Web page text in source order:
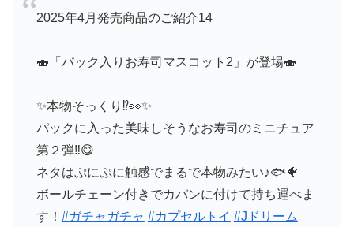
2025年4月発売商品のご紹介14
🍣「パック入りお寿司マスコット2」が登場🍣
✨本物そっくり⁉️👀✨
パックに入った美味しそうなお寿司のミニチュア
第２弾‼️😋
ネタはぷにぷに触感でまるで本物みたい♪🐟🐠
ボールチェーン付きでカバンに付けて持ち運べま
す！ #ガチャガチャ #カプセルトイ #Jドリーム